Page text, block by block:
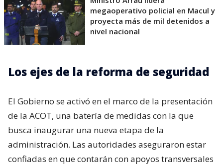
megaoperativo policial en Macul y
proyecta más de mil detenidos a
nivel nacional
Los ejes de la reforma de seguridad
El Gobierno se activó en el marco de la presentación
de la ACOT, una batería de medidas con la que
busca inaugurar una nueva etapa de la
administración. Las autoridades aseguraron estar
confiadas en que contarán con apoyos transversales